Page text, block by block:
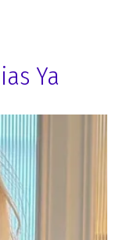
Ya